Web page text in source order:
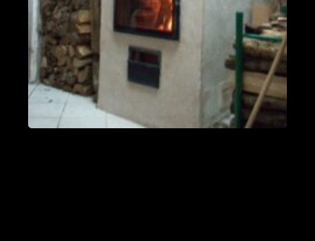
Mantry 39230
Poêle Oxalibre L dans le Tarn
Coufouleux 81800
Poêle de masse
Corbel 73160